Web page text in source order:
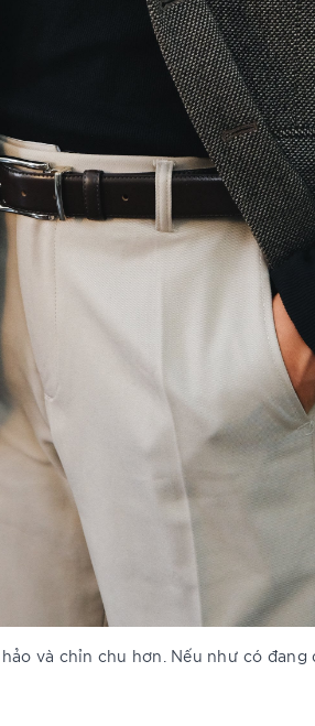
và chỉn chu hơn. Nếu như có